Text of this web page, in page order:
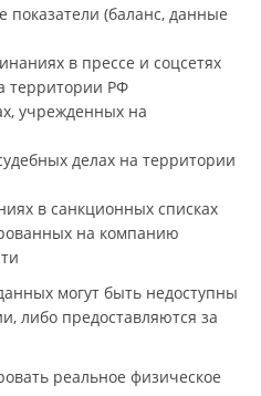
(баланс, данные
в прессе и соцсетях
территории РФ
учрежденных на
делах на территории
в санкционных списках
на компанию
могут быть недоступны
либо предоставляются за
реальное физическое